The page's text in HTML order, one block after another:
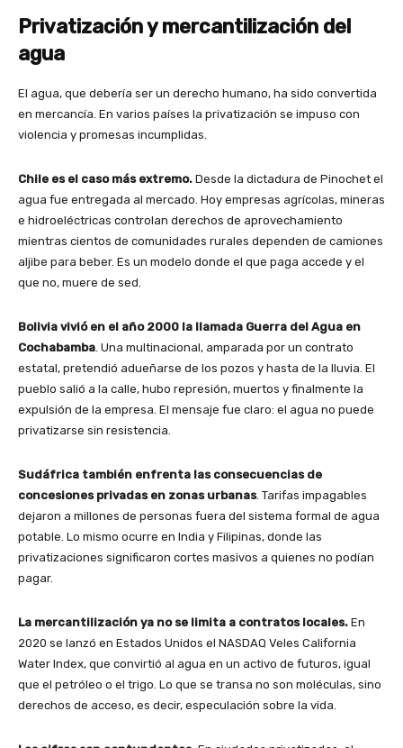
Privatización y mercantilización del
agua
El agua, que debería ser un derecho humano, ha sido convertida
en mercancía. En varios países la privatización se impuso con
violencia y promesas incumplidas.
Chile es el caso más extremo. Desde la dictadura de Pinochet el
agua fue entregada al mercado. Hoy empresas agrícolas, mineras
e hidroeléctricas controlan derechos de aprovechamiento
mientras cientos de comunidades rurales dependen de camiones
aljibe para beber. Es un modelo donde el que paga accede y el
que no, muere de sed.
Bolivia vivió en el año 2000 la llamada Guerra del Agua en
Cochabamba . Una multinacional, amparada por un contrato
estatal, pretendió adueñarse de los pozos y hasta de la lluvia. El
pueblo salió a la calle, hubo represión, muertos y finalmente la
expulsión de la empresa. El mensaje fue claro: el agua no puede
privatizarse sin resistencia.
Sudáfrica también enfrenta las consecuencias de
concesiones privadas en zonas urbanas. Tarifas impagables
dejaron a millones de personas fuera del sistema formal de agua
potable. Lo mismo ocurre en India y Filipinas, donde las
privatizaciones significaron cortes masivos a quienes no podían
pagar.
La mercantilización ya no se limita a contratos locales. En
2020 se lanzó en Estados Unidos el NASDAQ Veles California
Water Index, que convirtió al agua en un activo de futuros, igual
que el petróleo o el trigo. Lo que se transa no son moléculas, sino
derechos de acceso, es decir, especulación sobre la vida.